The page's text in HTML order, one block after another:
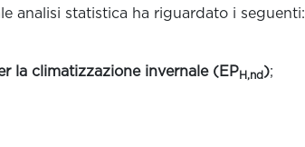
analisi statistica ha riguardato i seguenti:
la climatizzazione invernale (EPH,nd);